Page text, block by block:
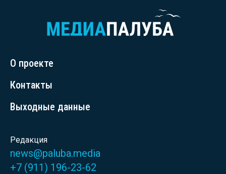
О проекте
Контакты
Выходные данные
Редакция
news@paluba.media
+7 (911) 196-23-62